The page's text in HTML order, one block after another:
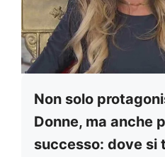
Non solo
Donne, ma anche
successo: dove si